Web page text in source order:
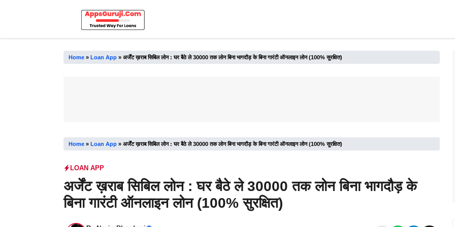
Home» Loan App» अर्जेंट ख़राब सिबिल लोन : घर बैठे ले 30000 तक लोन बिना भागदौड़ के बिना गारंटी ऑनलाइन लोन (100% सुरक्षित)
Home» Loan App» अर्जेंट ख़राब सिबिल लोन : घर बैठे ले 30000 तक लोन बिना भागदौड़ के बिना गारंटी ऑनलाइन लोन (100% सुरक्षित)
LOAN APP
अर्जेंट ख़राब सिबिल लोन : घर बैठे ले 30000 तक लोन बिना भागदौड़ के
बिना गारंटी ऑनलाइन लोन (100% सुरक्षित)